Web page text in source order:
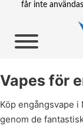
får inte
Vapes för
Köp engångsvape
genom de